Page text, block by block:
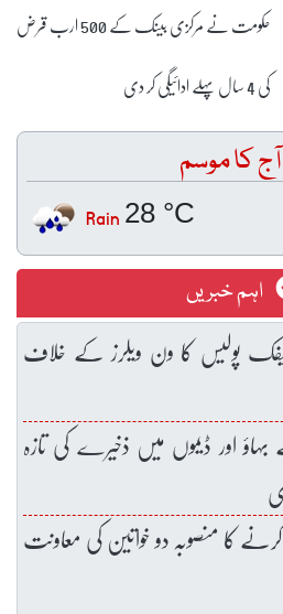
حکومت نے مرکزی بینک کے 500 ارب قرض
کی 4 سال پہلے ادائیگی کر دی
آج کا موسم
28 °C
Rain
اہم خبریں
پولیس کا ون ویلرز کے خلاف
اور ڈیموں میں ذخیرے کی تازہ
کرنے کا منصوبہ دو خواتین کی معاونت